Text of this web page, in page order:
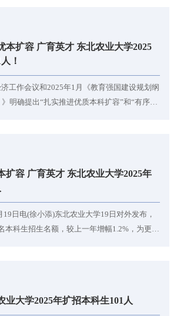
校和黑龙江省省属...
本扩容 广育英才 东北农业大学2025
！
工作会议和2025年1月《教育强国建设规划纲
明确提出“扎实推进优质本科扩容”和“有序扩
校和黑龙江省省...
扩容 广育英才 东北农业大学2025年
日电(徐小添)东北农业大学19日对外发布，
本科生招生名额，较上一年增幅1.2%，为更多
江省省属唯一国家“双一流”建设高校，将进
培养使命，继续扩大本科...
业大学2025年扩招本科生101人